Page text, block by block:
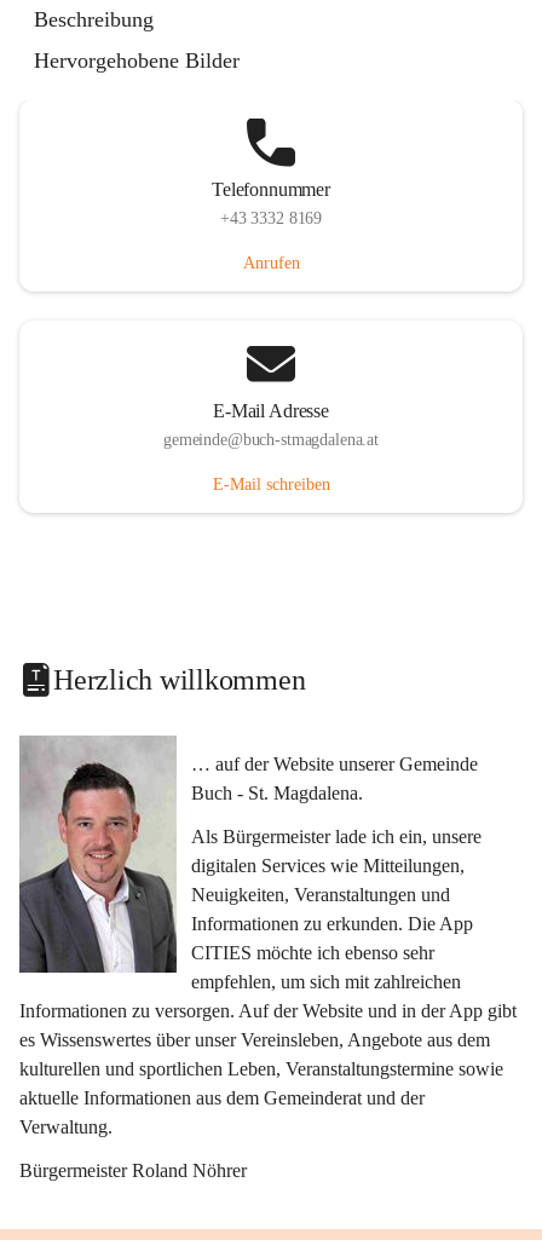
Beschreibung
Hervorgehobene Bilder
Telefonnummer
+43 3332 8169
Anrufen
E-Mail Adresse
gemeinde@buch-stmagdalena.at
E-Mail schreiben
Herzlich willkommen
… auf der Website unserer Gemeinde
Buch - St. Magdalena.
Als Bürgermeister lade ich ein, unsere
digitalen Services wie Mitteilungen,
Neuigkeiten, Veranstaltungen und
Informationen zu erkunden. Die App
CITIES möchte ich ebenso sehr
empfehlen, um sich mit zahlreichen
Informationen zu versorgen. Auf der Website und in der App gibt
es Wissenswertes über unser Vereinsleben, Angebote aus dem
kulturellen und sportlichen Leben, Veranstaltungstermine sowie
aktuelle Informationen aus dem Gemeinderat und der
Verwaltung.
Bürgermeister Roland Nöhrer